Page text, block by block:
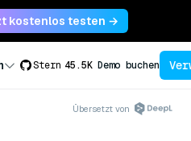
kostenlos testen →
Stern 45.5K Demo buchen
Übersetzt von